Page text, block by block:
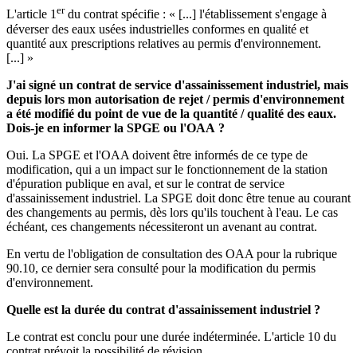
L'article 1erdu contrat spécifie : « [...] l'établissement s'engage à
déverser des eaux usées industrielles conformes en qualité et
quantité aux prescriptions relatives au permis d'environnement.
[...] »
J'ai signé un contrat de service d'assainissement industriel, mais
depuis lors mon autorisation de rejet / permis d'environnement
a été modifié du point de vue de la quantité / qualité des eaux.
Dois-je en informer la SPGE ou l'OAA ?
Oui. La SPGE et l'OAA doivent être informés de ce type de
modification, qui a un impact sur le fonctionnement de la station
d'épuration publique en aval, et sur le contrat de service
d'assainissement industriel. La SPGE doit donc être tenue au courant
des changements au permis, dès lors qu'ils touchent à l'eau. Le cas
échéant, ces changements nécessiteront un avenant au contrat.
En vertu de l'obligation de consultation des OAA pour la rubrique
90.10, ce dernier sera consulté pour la modification du permis
d'environnement.
Quelle est la durée du contrat d'assainissement industriel ?
Le contrat est conclu pour une durée indéterminée. L'article 10 du